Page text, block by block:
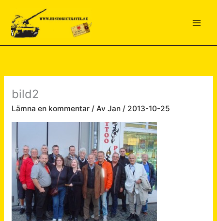
innehåll
bild2
Lämna en kommentar / Av Jan / 2013-10-25